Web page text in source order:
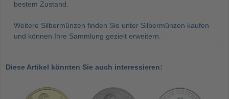
bestem Zustand.
Weitere Silbermünzen finden Sie unter Silbermünzen kaufen
und können Ihre Sammlung gezielt erweitern.
Diese Artikel könnten Sie auch interessieren: